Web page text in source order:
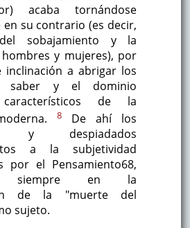
acaba tornándose
en su contrario (es decir,
sobajamiento y la
y mujeres), por
inclinación a abrigar los
saber y el dominio
característicos de la
8
De ahí los
y despiadados
a la subjetividad
por el Pensamiento68,
siempre en la
de la "muerte del
sujeto.